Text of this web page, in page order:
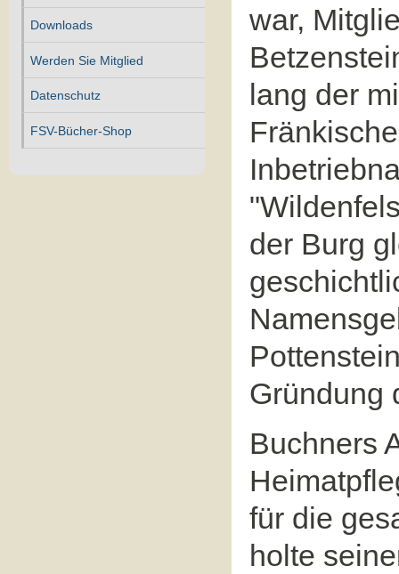
Downloads
Werden Sie Mitglied
Datenschutz
FSV-Bücher-Shop
war,
lang der
der Burg
Gründung
Buchners
für die
holte